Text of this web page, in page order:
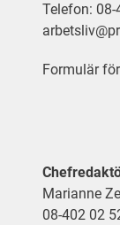
Telefon: 08-
Formulär
Marianne
08-402 02